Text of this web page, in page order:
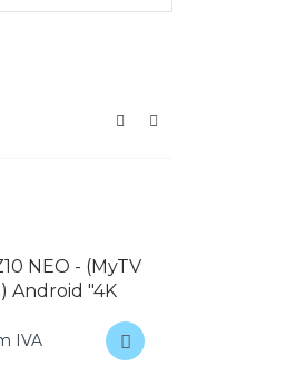
Comando AMIKO Mira X
HIS
11,50 € Com IVA